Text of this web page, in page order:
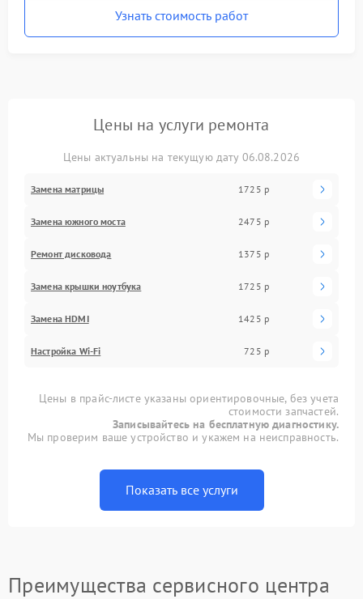
Узнать стоимость работ
Цены на услуги ремонта
Цены актуальны на текущую дату 06.08.2026
Замена матрицы 1725 р
Замена южного моста 2475 р
Ремонт дисковода 1375 р
Замена крышки ноутбука 1725 р
Замена HDMI 1425 р
Настройка Wi-Fi 725 р
Цены в прайс-листе указаны ориентировочные, без учета
стоимости запчастей.
Записывайтесь на бесплатную диагностику.
Мы проверим ваше устройство и укажем на неисправность.
Показать все услуги
Преимущества сервисного центра